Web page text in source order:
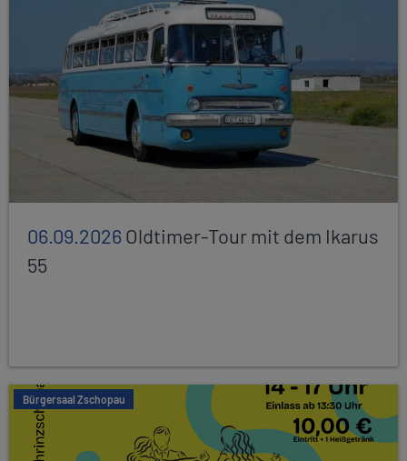
06.09.2026Oldtimer-Tour mit dem Ikarus
55
Bürgersaal Zschopau